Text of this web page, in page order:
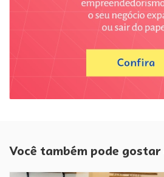
Você também pode gostar